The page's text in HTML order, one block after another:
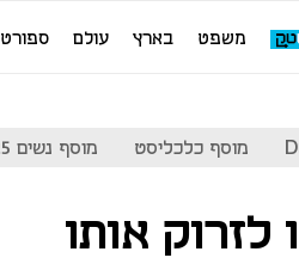
משפט בארץ עולם ספורט
מוסף כלכליסט מוסף נשים 2025
לזרוק אותו